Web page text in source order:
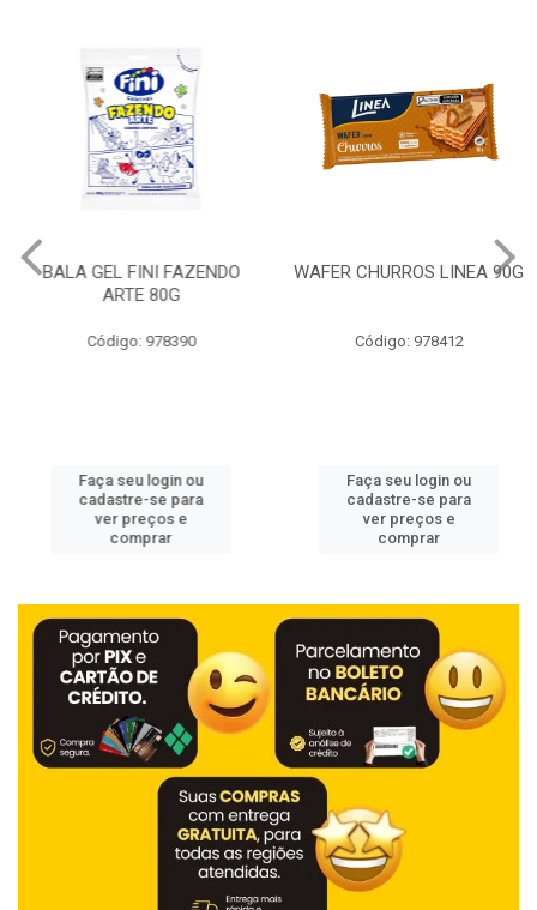
BALA GEL FINI FAZENDO
ARTE 80G
Código: 978390
Faça seu login ou
cadastre-se para
ver preços e
comprar
WAFER CHURROS LINEA 90G
Código: 978412
Faça seu login ou
cadastre-se para
ver preços e
comprar